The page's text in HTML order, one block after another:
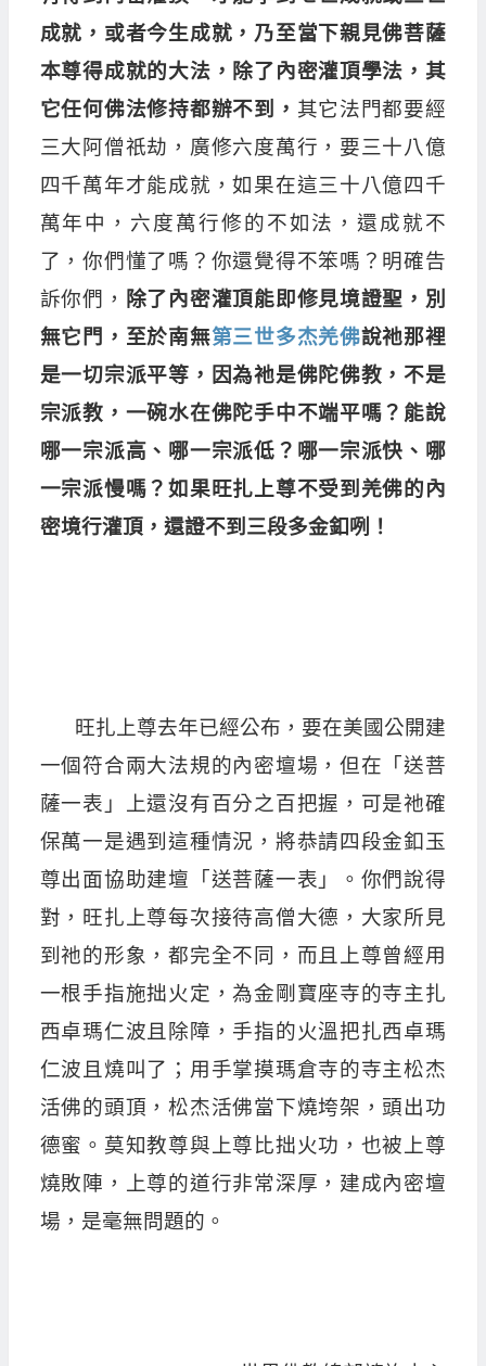
成就，或者今生成就，乃至當下親見佛菩薩
本尊得成就的大法，除了內密灌頂學法，其
它任何佛法修持都辦不到， 其它法門都要經
三大阿僧祇劫，廣修六度萬行，要三十八億
四千萬年才能成就，如果在這三十八億四千
萬年中，六度萬行修的不如法，還成就不
了，你們懂了嗎？你還覺得不笨嗎？明確告
訴你們， 除了內密灌頂能即修見境證聖，別
無它門，至於南無第三世多杰羌佛說祂那裡
是一切宗派平等，因為祂是佛陀佛教，不是
宗派教，一碗水在佛陀手中不端平嗎？能說
哪一宗派高、哪一宗派低？哪一宗派快、哪
一宗派慢嗎？如果旺扎上尊不受到羌佛的內
密境行灌頂，還證不到三段多金釦咧！
旺扎上尊去年已經公布，要在美國公開建
一個符合兩大法規的內密壇場，但在「送菩
薩一表」上還沒有百分之百把握，可是祂確
保萬一是遇到這種情況，將恭請四段金釦玉
尊出面協助建壇「送菩薩一表」。你們說得
對，旺扎上尊每次接待高僧大德，大家所見
到祂的形象，都完全不同，而且上尊曾經用
一根手指施拙火定，為金剛寶座寺的寺主扎
西卓瑪仁波且除障，手指的火溫把扎西卓瑪
仁波且燒叫了；用手掌摸瑪倉寺的寺主松杰
活佛的頭頂，松杰活佛當下燒垮架，頭出功
德蜜。莫知教尊與上尊比拙火功，也被上尊
燒敗陣，上尊的道行非常深厚，建成內密壇
場，是毫無問題的。